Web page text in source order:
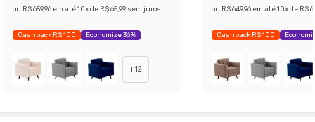
ou R$ 659,96 em até 10x de R$ 65,99 sem juros
Cashback R$ 100 Economize 36%
+12
ou R$ 649,96 em até 10x de R$
Cashback R$ 100